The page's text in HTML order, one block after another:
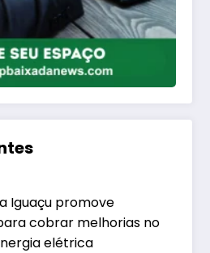
Iguaçu promove
cobrar melhorias no
elétrica